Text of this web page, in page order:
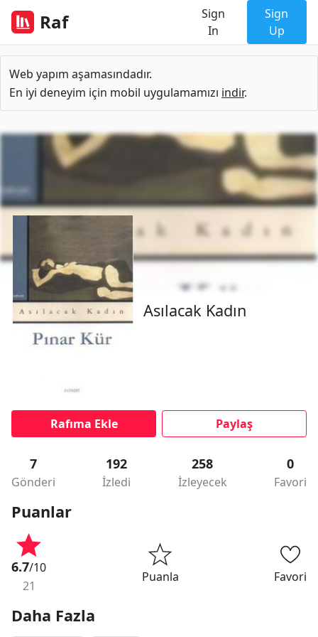
Raf
Sign
In
Sign
Up
Web yapım aşamasındadır.
En iyi deneyim için mobil uygulamamızı indir.
Asılacak Kadın
Rafıma Ekle Paylaş
7
Gönderi
192
İzledi
258
İzleyecek
0
Favori
Puanlar
6.7/10
21
Puanla Favori
Daha Fazla